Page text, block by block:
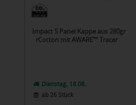
Impact 5 Panel Kappe aus 280gr
rCotton mit AWARE™ Tracer
Dienstag, 18.08.
ab 26 Stück